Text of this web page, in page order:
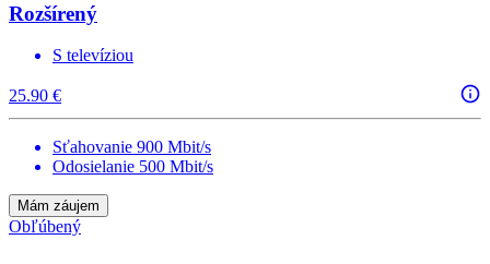
Rozšírený
S televíziou
25.90 €
Sťahovanie 900 Mbit/s
Odosielanie 500 Mbit/s
Mám záujem
Obľúbený